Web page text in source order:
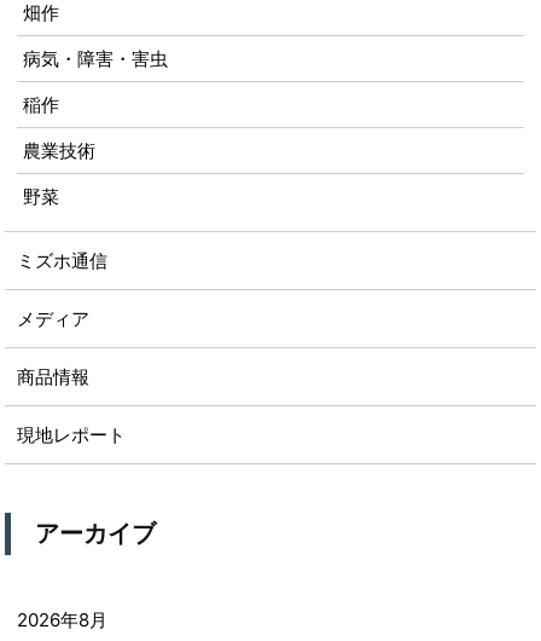
畑作
病気・障害・害虫
稲作
農業技術
野菜
ミズホ通信
メディア
商品情報
現地レポート
アーカイブ
2026年8月